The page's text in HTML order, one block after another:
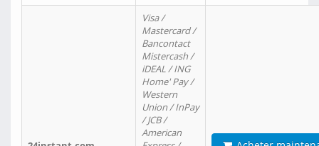
Visa /
Mastercard /
Bancontact
Mistercash /
iDEAL / ING
Home' Pay /
Western
Union / InPay
/ JCB /
American